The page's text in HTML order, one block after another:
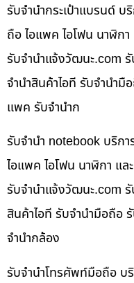
รับจำนำกระเป๋าแบรนด์ บ
ถือ ไอแพค ไอโฟน นาฬิก
รับจํานําแจ้งวัฒนะ.com
จำนำสินค้าไอที รับจำนำมื
แพค รับจำนำก
รับจำนำ notebook บริก
ไอแพค ไอโฟน นาฬิกา แ
รับจํานําแจ้งวัฒนะ.com
สินค้าไอที รับจำนำมือถือ
จำนำกล้อง
รับจำนำโทรศัพท์มือถือ บ